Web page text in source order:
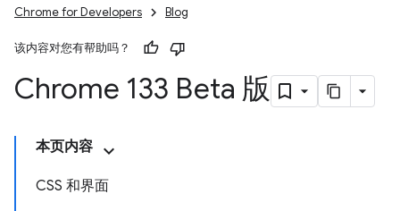
Chrome for Developers Blog
该内容对您有帮助吗？
Chrome 133 Beta 版
本页内容
CSS 和界面